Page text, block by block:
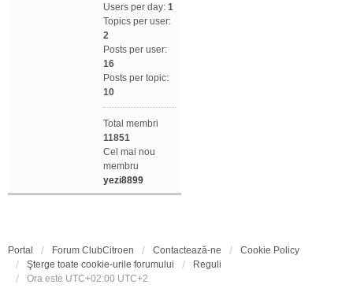
Users per day: 1
Topics per user:
2
Posts per user:
16
Posts per topic:
10
Total membri
11851
Cel mai nou
membru
yezi8899
Portal Forum ClubCitroen Contactează-ne
Cookie Policy
Şterge toate cookie-urile forumului
Reguli
Ora este UTC+02:00 UTC+2